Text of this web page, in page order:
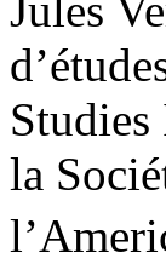
Jules
Studies
la